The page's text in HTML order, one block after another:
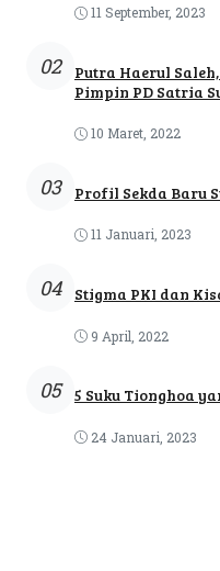
11 September, 2023
02
Putra Haerul
Pimpin PD Satria
10 Maret, 2022
03 Profil Sekda Baru
11 Januari, 2023
04 Stigma PKI dan
9 April, 2022
05 5 Suku Tionghoa
24 Januari, 2023